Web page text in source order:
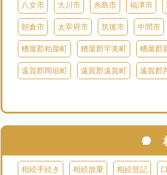
八女市 大川市 糸島市 福津市
朝倉市 太宰府市 筑後市 中間市
糟屋郡粕屋町 糟屋郡宇美町 糟屋郡
遠賀郡岡垣町 遠賀郡遠賀町 遠賀郡
田川郡添田町 田川郡糸田町 田川郡
相続手続き 相続放棄 相続登記